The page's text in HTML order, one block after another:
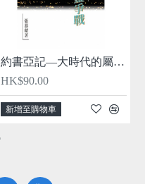
約書亞記—大時代的屬靈爭戰
HK$90.00
新增至購物車